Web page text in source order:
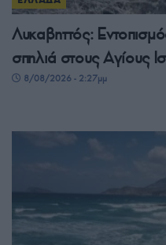
Λυκαβηττός:
σπηλιά στους Αγίους
8/08/2026 - 2:27μμ